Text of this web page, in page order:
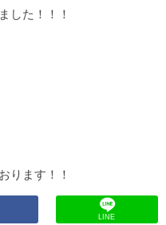
した！！！
ります！！
LINE